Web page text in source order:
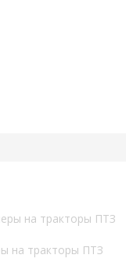
на тракторы ПТЗ